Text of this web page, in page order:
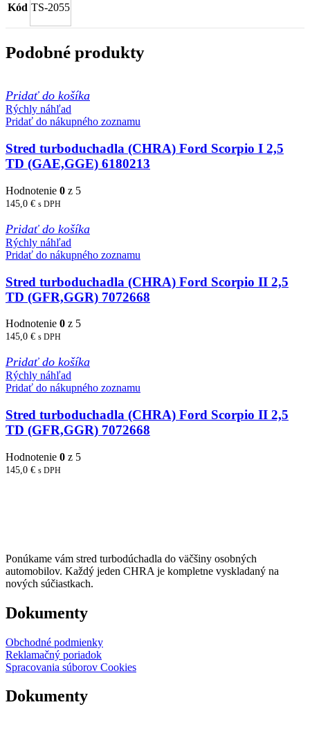
Kód TS-2055
Podobné produkty
Pridať do košíka
Rýchly náhľad
Pridať do nákupného zoznamu
Stred turboduchadla (CHRA) Ford Scorpio I 2,5
TD (GAE,GGE) 6180213
Hodnotenie 0 z 5
145,0 € s DPH
Pridať do košíka
Rýchly náhľad
Pridať do nákupného zoznamu
Stred turboduchadla (CHRA) Ford Scorpio II 2,5
TD (GFR,GGR) 7072668
Hodnotenie 0 z 5
145,0 € s DPH
Pridať do košíka
Rýchly náhľad
Pridať do nákupného zoznamu
Stred turboduchadla (CHRA) Ford Scorpio II 2,5
TD (GFR,GGR) 7072668
Hodnotenie 0 z 5
145,0 € s DPH
Ponúkame vám stred turbodúchadla do väčšiny osobných
automobilov. Každý jeden CHRA je kompletne vyskladaný na
nových súčiastkach.
Dokumenty
Obchodné podmienky
Reklamačný poriadok
Spracovania súborov Cookies
Dokumenty